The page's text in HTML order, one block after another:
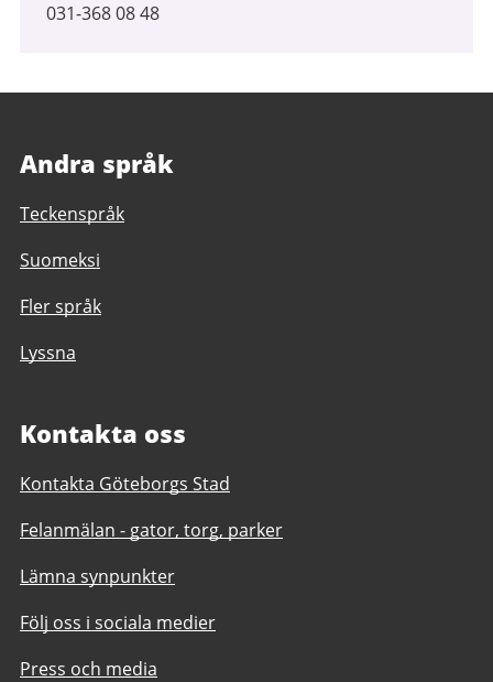
031-368 08 48
Andra språk
Teckenspråk
Suomeksi
Fler språk
Lyssna
Kontakta oss
Kontakta Göteborgs Stad
Felanmälan - gator, torg, parker
Lämna synpunkter
Följ oss i sociala medier
Press och media